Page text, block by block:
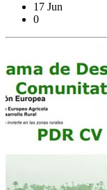
17 Jun
0